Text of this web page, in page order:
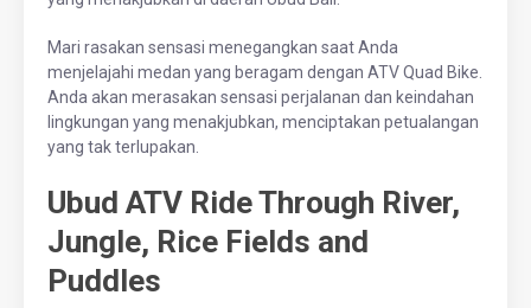
Mari rasakan sensasi menegangkan saat Anda
menjelajahi medan yang beragam dengan ATV Quad Bike.
Anda akan merasakan sensasi perjalanan dan keindahan
lingkungan yang menakjubkan, menciptakan petualangan
yang tak terlupakan.
Ubud ATV Ride Through River,
Jungle, Rice Fields and
Puddles